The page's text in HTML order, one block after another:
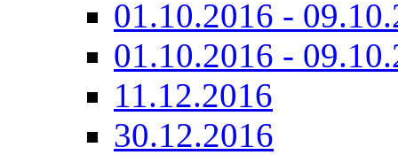
01.10.2016 -
01.10.2016 -
11.12.2016
30.12.2016